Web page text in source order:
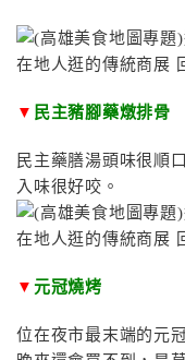
▼ 民主豬腳藥燉排骨
民主藥膳湯頭味很順
入味很好咬。
▼ 元冠燒烤
位在夜市最末端的元